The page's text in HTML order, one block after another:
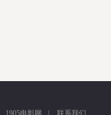
1905电影网 联系我们